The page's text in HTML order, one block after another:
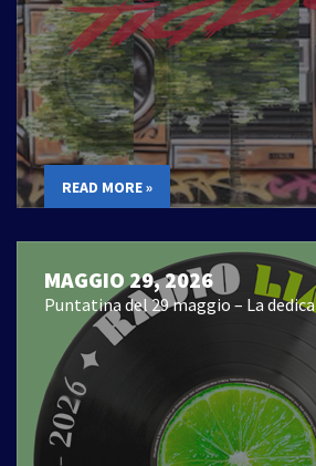
READ MORE »
MAGGIO 29, 2026
Puntatina del 29 maggio – La dedica